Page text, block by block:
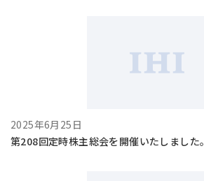
2025年6月25日
第208回定時株主総会を開催いたしました。